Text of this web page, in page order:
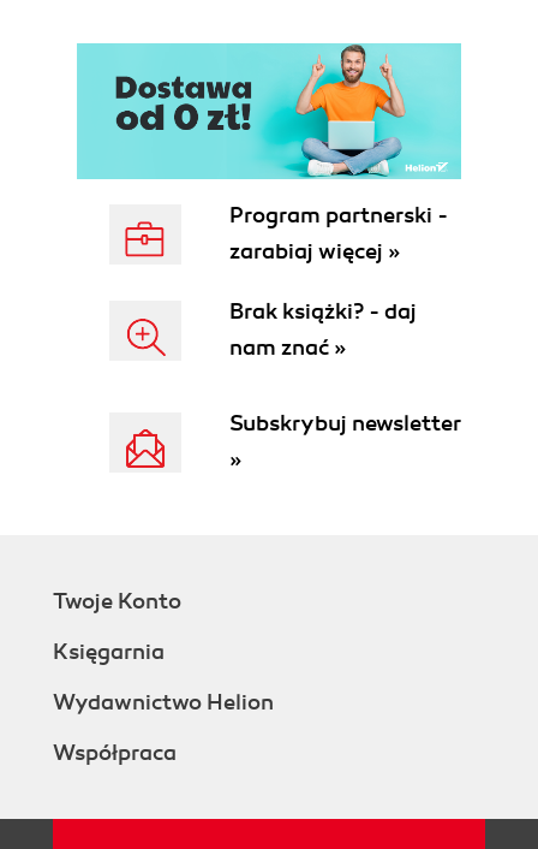
Program partnerski -
zarabiaj więcej »
Brak książki? - daj
nam znać »
Subskrybuj newsletter
»
Twoje Konto
Księgarnia
Wydawnictwo Helion
Współpraca